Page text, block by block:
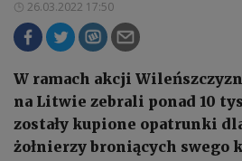
26.03.2022 17:50
W ramach akcji
na Litwie zebrali ponad 10
zostały kupione opatrunki
żołnierzy broniących swego